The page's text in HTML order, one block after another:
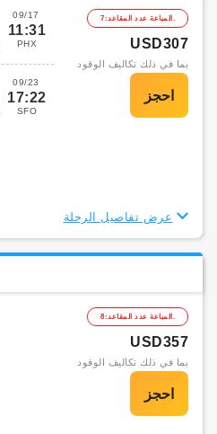
09/17
11:31
PHX
09/23
17:22
SFO
المباعة عدد المقاعد:7.
USD307
بما في ذلك تكاليف الوقود
عرض تفاصيل الرحلة
المباعة عدد المقاعد:8.
USD357
بما في ذلك تكاليف الوقود